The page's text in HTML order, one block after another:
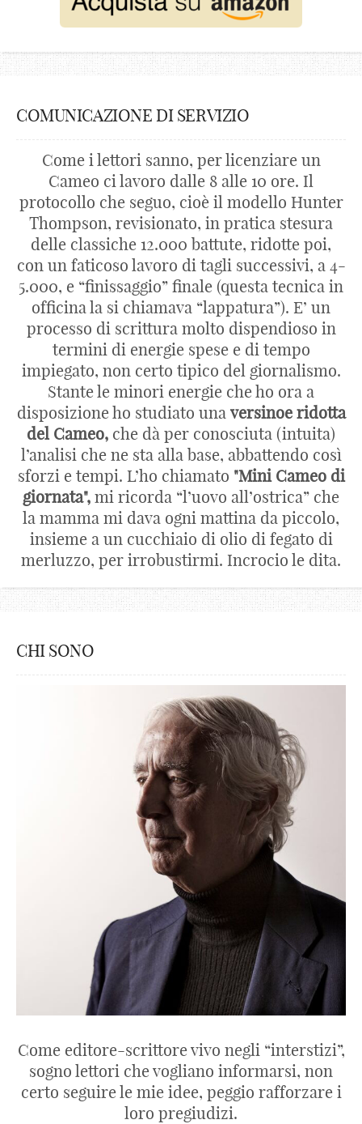
COMUNICAZIONE DI SERVIZIO
Come i lettori sanno, per licenziare un
Cameo ci lavoro dalle 8 alle 10 ore. Il
protocollo che seguo, cioè il modello Hunter
Thompson, revisionato, in pratica stesura
delle classiche 12.000 battute, ridotte poi,
con un faticoso lavoro di tagli successivi, a 4-
5.000, e “finissaggio” finale (questa tecnica in
officina la si chiamava “lappatura”). E’ un
processo di scrittura molto dispendioso in
termini di energie spese e di tempo
impiegato, non certo tipico del giornalismo.
Stante le minori energie che ho ora a
disposizione ho studiato una versinoe ridotta
del Cameo, che dà per conosciuta (intuita)
l’analisi che ne sta alla base, abbattendo così
sforzi e tempi. L’ho chiamato "Mini Cameo di
giornata", mi ricorda “l’uovo all’ostrica” che
la mamma mi dava ogni mattina da piccolo,
insieme a un cucchiaio di olio di fegato di
merluzzo, per irrobustirmi. Incrocio le dita.
CHI SONO
Come editore-scrittore vivo negli “interstizi”,
sogno lettori che vogliano informarsi, non
certo seguire le mie idee, peggio rafforzare i
loro pregiudizi.